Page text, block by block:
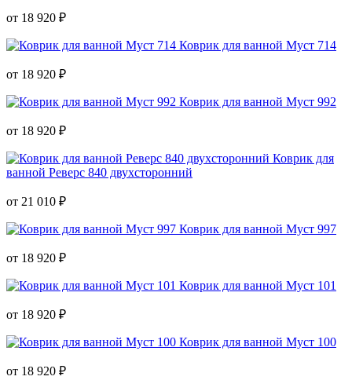
от 18 920 ₽
Коврик для ванной Муст 714
от 18 920 ₽
Коврик для ванной Муст 992
от 18 920 ₽
Коврик для
ванной Реверс 840 двухсторонний
от 21 010 ₽
Коврик для ванной Муст 997
от 18 920 ₽
Коврик для ванной Муст 101
от 18 920 ₽
Коврик для ванной Муст 100
от 18 920 ₽